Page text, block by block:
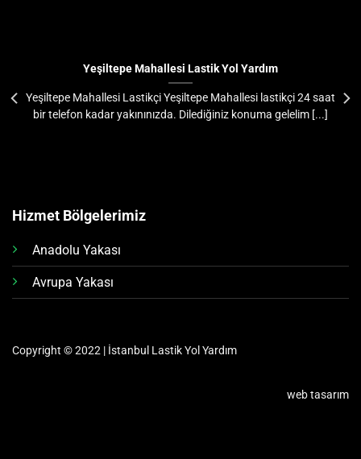
Yeşiltepe Mahallesi Lastik Yol Yardım
Yeşiltepe Mahallesi Lastikçi Yeşiltepe Mahallesi lastikçi 24 saat
bir telefon kadar yakınınızda. Dilediğiniz konuma gelelim [...]
Hizmet Bölgelerimiz
Anadolu Yakası
Avrupa Yakası
Copyright © 2022 | İstanbul Lastik Yol Yardım
web tasarım